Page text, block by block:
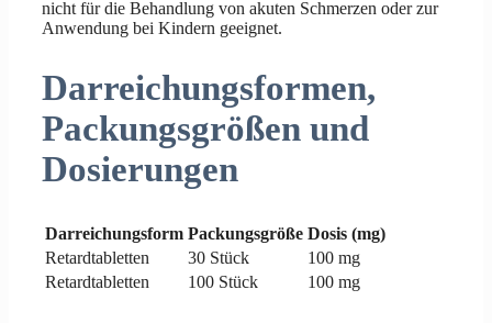
nicht für die Behandlung von akuten Schmerzen oder zur
Anwendung bei Kindern geeignet.
Darreichungsformen,
Packungsgrößen und
Dosierungen
Darreichungsform Packungsgröße Dosis (mg)
Retardtabletten
30 Stück
100 mg
Retardtabletten
100 Stück 100 mg